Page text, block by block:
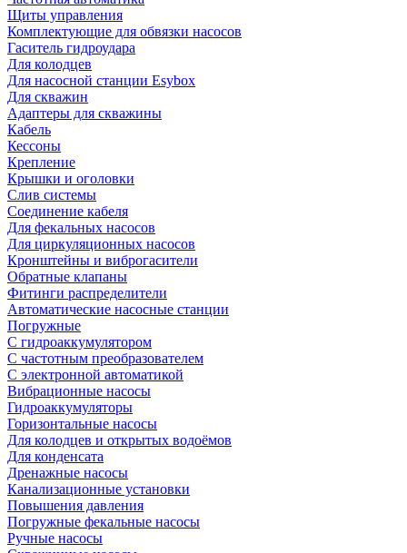
Щиты управления
Комплектующие для обвязки насосов
Гаситель гидроудара
Для колодцев
Для насосной станции Esybox
Для скважин
Адаптеры для скважины
Кабель
Кессоны
Крепление
Крышки и оголовки
Слив системы
Соединение кабеля
Для фекальных насосов
Для циркуляционных насосов
Кронштейны и виброгасители
Обратные клапаны
Фитинги распределители
Автоматические насосные станции
Погружные
С гидроаккумулятором
С частотным преобразователем
С электронной автоматикой
Вибрационные насосы
Гидроаккумуляторы
Горизонтальные насосы
Для колодцев и открытых водоёмов
Для конденсата
Дренажные насосы
Канализационные установки
Повышения давления
Погружные фекальные насосы
Ручные насосы